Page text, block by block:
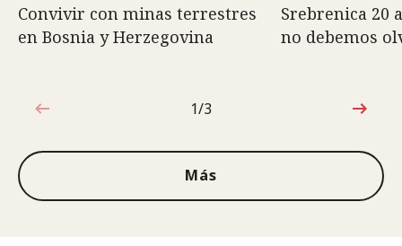
Convivir con minas terrestres
en Bosnia y Herzegovina
Srebrenica 20
no debemos
1de3
1/3
Más